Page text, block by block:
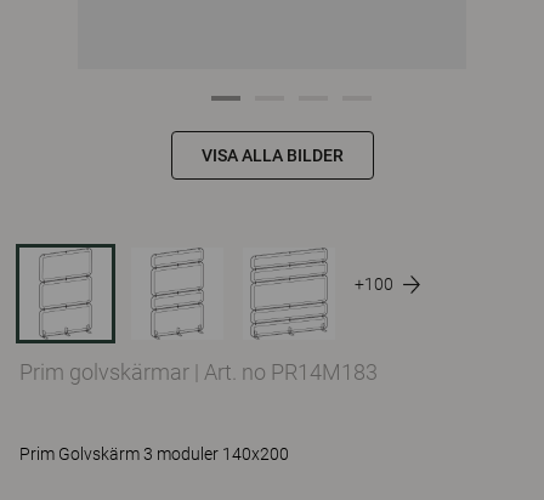
VISA ALLA BILDER
+100
Prim golvskärmar | Art. no PR14M183
Prim Golvskärm 3 moduler 140x200